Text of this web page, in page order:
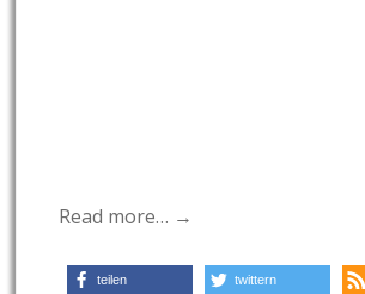
Read more… →
teilen twittern